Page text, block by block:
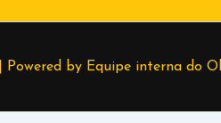
by Equipe interna do